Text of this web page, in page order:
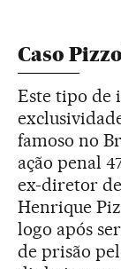
Caso
Este tipo de
famoso no
ação penal
ex-diretor
Henrique
logo após
de prisão